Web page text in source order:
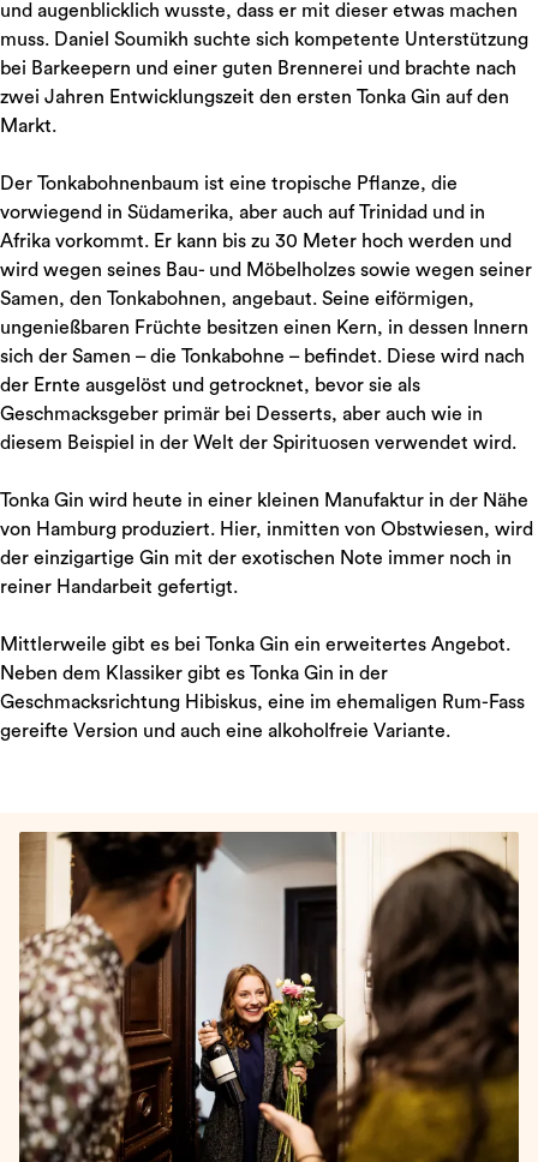
und augenblicklich wusste, dass er mit dieser etwas machen
muss. Daniel Soumikh suchte sich kompetente Unterstützung
bei Barkeepern und einer guten Brennerei und brachte nach
zwei Jahren Entwicklungszeit den ersten Tonka Gin auf den
Markt.
Der Tonkabohnenbaum ist eine tropische Pflanze, die
vorwiegend in Südamerika, aber auch auf Trinidad und in
Afrika vorkommt. Er kann bis zu 30 Meter hoch werden und
wird wegen seines Bau- und Möbelholzes sowie wegen seiner
Samen, den Tonkabohnen, angebaut. Seine eiförmigen,
ungenießbaren Früchte besitzen einen Kern, in dessen Innern
sich der Samen – die Tonkabohne – befindet. Diese wird nach
der Ernte ausgelöst und getrocknet, bevor sie als
Geschmacksgeber primär bei Desserts, aber auch wie in
diesem Beispiel in der Welt der Spirituosen verwendet wird.
Tonka Gin wird heute in einer kleinen Manufaktur in der Nähe
von Hamburg produziert. Hier, inmitten von Obstwiesen, wird
der einzigartige Gin mit der exotischen Note immer noch in
reiner Handarbeit gefertigt.
Mittlerweile gibt es bei Tonka Gin ein erweitertes Angebot.
Neben dem Klassiker gibt es Tonka Gin in der
Geschmacksrichtung Hibiskus, eine im ehemaligen Rum-Fass
gereifte Version und auch eine alkoholfreie Variante.